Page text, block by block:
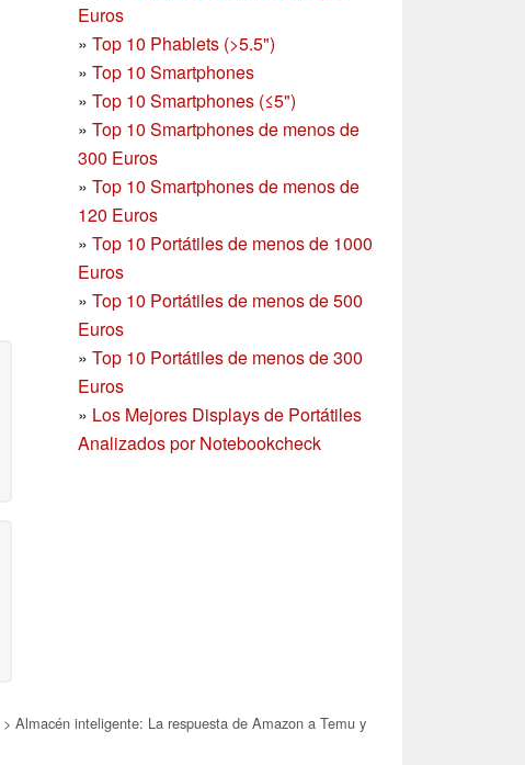
Euros
» Top 10 Phablets (>5.5")
» Top 10 Smartphones
» Top 10 Smartphones (≤5")
» Top 10 Smartphones de menos de
300 Euros
» Top 10 Smartphonesde menos de
120 Euros
» Top 10 Portátiles de menos de 1000
Euros
» Top 10 Portátiles de menos de 500
Euros
» Top 10 Portátiles de menos de 300
Euros
» Los Mejores Displays de Portátiles
Analizados por Notebookcheck
> Almacén inteligente: La respuesta de Amazon a Temu y